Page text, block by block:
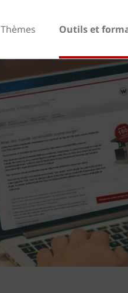
Thèmes Outils et